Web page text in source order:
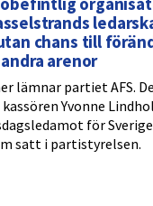
chans till
arenor
lämnar partiet AFS.
Yvonne
för
satt i partistyrelsen.